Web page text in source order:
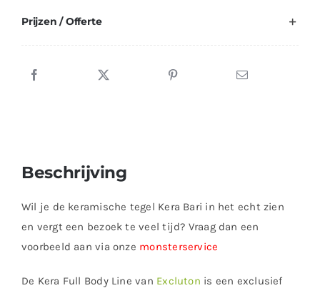
Prijzen / Offerte
Beschrijving
Wil je de keramische tegel Kera Bari in het echt zien
en vergt een bezoek te veel tijd? Vraag dan een
voorbeeld aan via onze monsterservice
De Kera Full Body Line van Excluton is een exclusief